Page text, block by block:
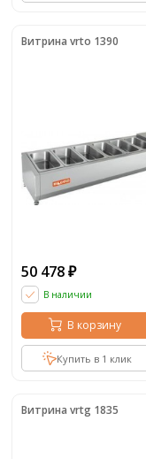
Витрина vrto 1390
50 478 ₽
В наличии
В корзину
Купить в 1 клик
Витрина vrtg 1835